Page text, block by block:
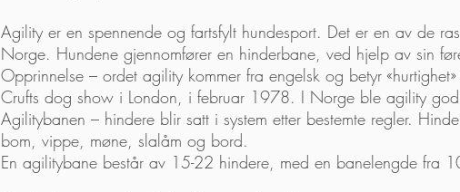
Agility er en spennende og fartsfylt hundesport. Det er en av de
Norge. Hundene gjennomfører en hinderbane, ved hjelp av sin
Opprinnelse – ordet agility kommer fra engelsk og betyr
Crufts dog show i London, i februar 1978. I Norge ble agility
Agilitybanen – hindere blir satt i system etter bestemte regler.
bom, vippe, møne, slalåm og bord.
En agilitybane består av 15-22 hindere, med en banelengde fra